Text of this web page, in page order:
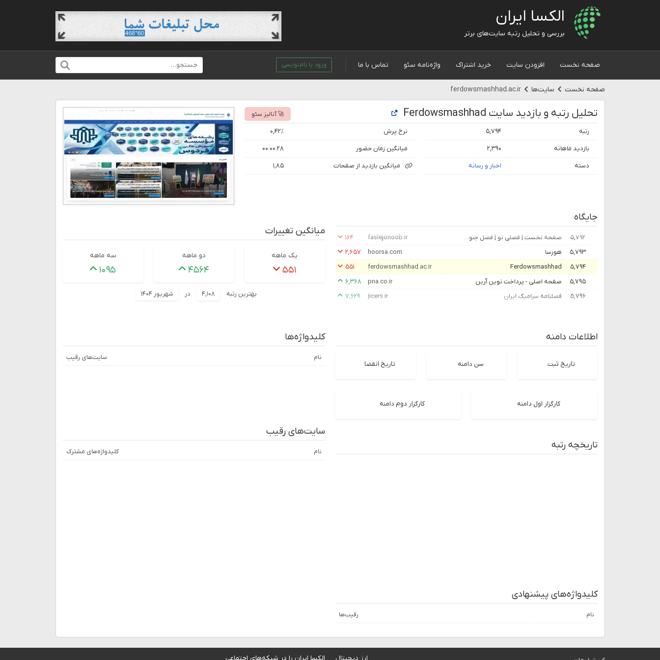
الکسا ایران
بررسی و تحلیل رتبه سایت‌های برتر
صفحه نخست افزودن سایت خرید اشتراک واژه‌نامه سئو تماس با ما ورود یا نام‌نویسی
صفحه نخست سایت‌ها ferdowsmashhad.ac.ir
تحلیل رتبه و بازدید سایت Ferdowsmashhad 🚀 آنالیز سئو
رتبه ۵,۷۹۴
بازدید ماهانه ۲,۳۹۰
دسته اخبار و رسانه
نرخ پرش ۰,۴۲٪
میانگین زمان حضور ۰۰:۰۰:۲۸
میانگین بازدید از صفحات ۱,۸۵
جایگاه
۵,۷۹۲ صفحه نخست | فصلی نو | فصل جنوب faslejonoob.ir
۱۶۴
۵,۷۹۳
هورسا hoorsa.com
۲,۶۵۷
۵,۷۹۴
Ferdowsmashhad
ferdowsmashhad.ac.ir
۵۵۱
۵,۷۹۵
صفحه اصلی - پرداخت نوین آرین pna.co.ir
۶,۳۶۸
۵,۷۹۶
فصلنامه سرامیک ایران jicers.ir ۷,۶۲۹
میانگین تغییرات
یک ماهه
۵۵۱
دو ماهه
۴۵۶۴
سه ماهه
۱۰۹۵
بهترین رتبه ۴,۱۰۸ در شهریور ۱۴۰۴
اطلاعات دامنه
تاریخ ثبت سن دامنه تاریخ انقضا
کارگزار اول دامنه کارگزار دوم دامنه
کلیدواژه‌ها
نام سایت‌های رقیب
تاریخچه رتبه
سایت‌های رقیب
نام کلیدواژه‌های مشترک
کلیدواژه‌های پیشنهادی
نام رقیب‌ها
ارز دیجیتال الکسا ایران را در شبکه‌های اجتماعی